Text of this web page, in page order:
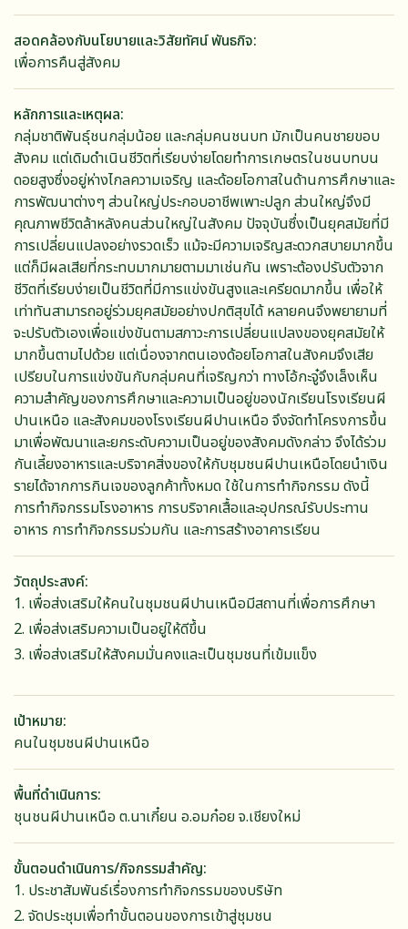
สอดคล้องกับนโยบายและวิสัยทัศน์ พันธกิจ
เพื่อการคืนสู่สังคม
หลักการและเหตุผล
กลุ่มชาติพันธุ์ชนกลุ่มน้อย และกลุ่มคนชนบท มักเป็นคนชายขอบ
สังคม แต่เดิมดำเนินชีวิตที่เรียบง่ายโดยทำการเกษตรในชนบทบน
ดอยสูงซึ่งอยู่ห่างไกลความเจริญ และด้อยโอกาสในด้านการศึกษาและ
การพัฒนาต่างๆ ส่วนใหญ่ประกอบอาชีพเพาะปลูก ส่วนใหญ่จึงมี
คุณภาพชีวิตล้าหลังคนส่วนใหญ่ในสังคม ปัจจุบันซึ่งเป็นยุคสมัยที่มี
การเปลี่ยนแปลงอย่างรวดเร็ว แม้จะมีความเจริญสะดวกสบายมากขึ้น
แต่ก็มีผลเสียที่กระทบมากมายตามมาเช่นกัน เพราะต้องปรับตัวจาก
ชีวิตที่เรียบง่ายเป็นชีวิตที่มีการแข่งขันสูงและเครียดมากขึ้น เพื่อให้
เท่าทันสามารถอยู่ร่วมยุคสมัยอย่างปกติสุขได้ หลายคนจึงพยายามที่
จะปรับตัวเองเพื่อแข่งขันตามสภาวะการเปลี่ยนแปลงของยุคสมัยให้
มากขึ้นตามไปด้วย แต่เนื่องจากตนเองด้อยโอกาสในสังคมจึงเสีย
เปรียบในการแข่งขันกับกลุ่มคนที่เจริญกว่า ทางโอ้กะจู๋จึงเล็งเห็น
ความสำคัญของการศึกษาและความเป็นอยู่ของนักเรียนโรงเรียนผี
ปานเหนือ และสังคมของโรงเรียนผีปานเหนือ จึงจัดทำโครงการขึ้น
มาเพื่อพัฒนาและยกระดับความเป็นอยู่ของสังคมดังกล่าว จึงได้ร่วม
กันเลี้ยงอาหารและบริจาคสิ่งของให้กับชุมชนผีปานเหนือโดยนำเงิน
รายได้จากการกินเจของลูกค้าทั้งหมด ใช้ในการทำกิจกรรม ดังนี้
การทำกิจกรรมโรงอาหาร การบริจาคเสื้อและอุปกรณ์รับประทาน
อาหาร การทำกิจกรรมร่วมกัน และการสร้างอาคารเรียน
วัตถุประสงค์
เพื่อส่งเสริมให้คนในชุมชนผีปานเหนือมีสถานที่เพื่อการศึกษา
เพื่อส่งเสริมความเป็นอยู่ให้ดีขึ้น
เพื่อส่งเสริมให้สังคมมั่นคงและเป็นชุมชนที่เข้มแข็ง
เป้าหมาย
คนในชุมชนผีปานเหนือ
พื้นที่ดำเนินการ
ชุนชนผีปานเหนือ ต.นาเกี๋ยน อ.อมก๋อย จ.เชียงใหม่
ขั้นตอนดำเนินการ/กิจกรรมสำคัญ
ประชาสัมพันธ์เรื่องการทำกิจกรรมของบริษัท
จัดประชุมเพื่อทำขั้นตอนของการเข้าสู่ชุมชน